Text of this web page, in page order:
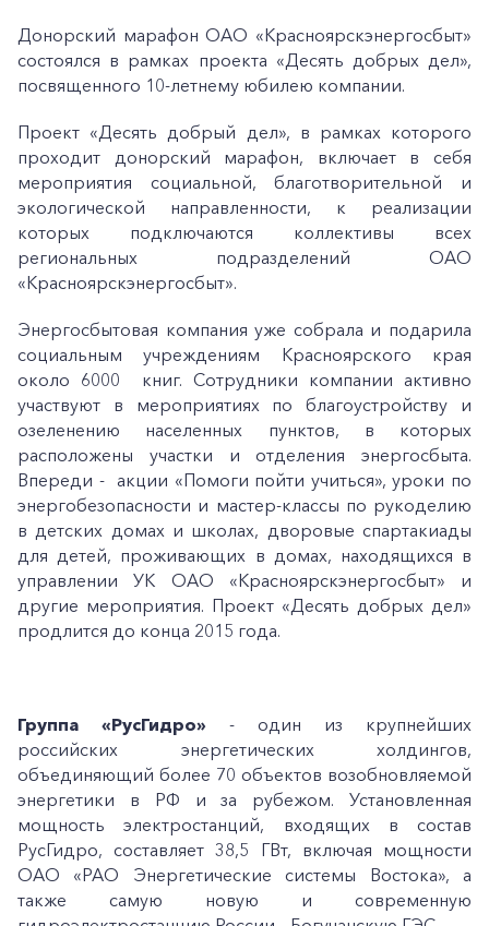
Донорский марафон ОАО «Красноярскэнергосбыт»
состоялся в рамках проекта «Десять добрых дел»,
посвященного 10-летнему юбилею компании.
Проект «Десять добрый дел», в рамках которого
проходит донорский марафон, включает в себя
мероприятия социальной, благотворительной и
экологической направленности, к реализации
которых подключаются коллективы всех
региональных подразделений ОАО
«Красноярскэнергосбыт».
Энергосбытовая компания уже собрала и подарила
социальным учреждениям Красноярского края
около 6000 книг. Сотрудники компании активно
участвуют в мероприятиях по благоустройству и
озеленению населенных пунктов, в которых
расположены участки и отделения энергосбыта.
Впереди - акции «Помоги пойти учиться», уроки по
энергобезопасности и мастер-классы по рукоделию
в детских домах и школах, дворовые спартакиады
для детей, проживающих в домах, находящихся в
управлении УК ОАО «Красноярскэнергосбыт» и
другие мероприятия. Проект «Десять добрых дел»
продлится до конца 2015 года.
Группа «РусГидро» - один из крупнейших
российских энергетических холдингов,
объединяющий более 70 объектов возобновляемой
энергетики в РФ и за рубежом. Установленная
мощность электростанций, входящих в состав
РусГидро, составляет 38,5 ГВт, включая мощности
ОАО «РАО Энергетические системы Востока», а
также самую новую и современную